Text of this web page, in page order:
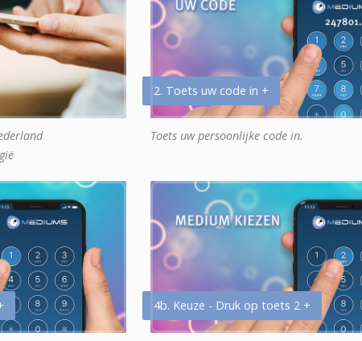
2. Toets uw code in +
Toets uw persoonlijke code in.
4b. Keuze - Druk op toets 2 +